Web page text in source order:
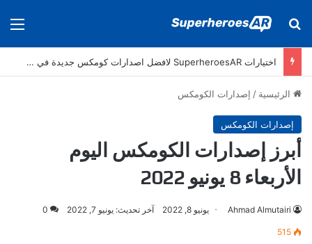
بحث عن
اختيارات SuperheroesAR لافضل اصدارات كومكس جديدة في سنة 2024
الرئيسية / إصدارات الكومكس
إصدارات الكومكس
أبرز إصدارات الكومكس اليوم
الأربعاء 8 يونيو 2022
Ahmad Almutairi يونيو 8, 2022 آخر تحديث: يونيو 7, 2022 0
515